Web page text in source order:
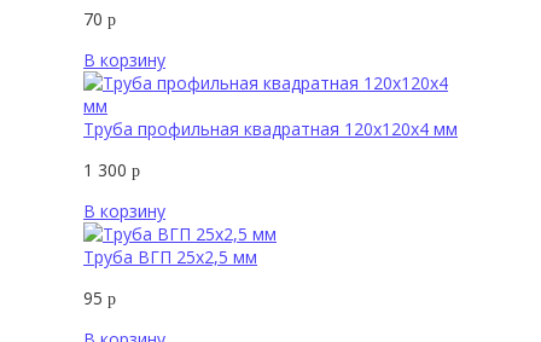
70 р
В корзину
Труба профильная квадратная 120х120х4 мм
1 300 р
В корзину
Труба ВГП 25х2,5 мм
95 р